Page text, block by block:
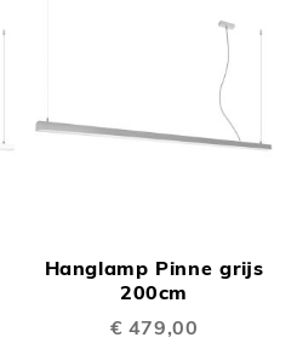
Hanglamp Pinne grijs
200cm
€ 479,00